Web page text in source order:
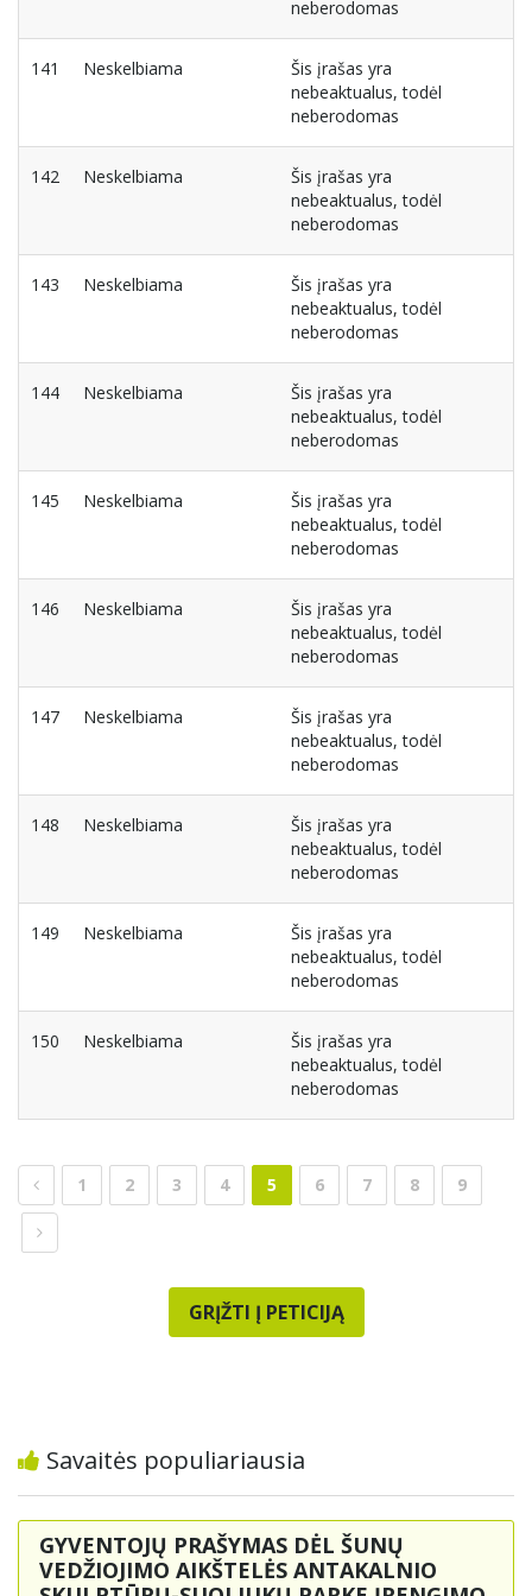
neberodomas
141 Neskelbiama
Šis įrašas yra
nebeaktualus, todėl
neberodomas
142 Neskelbiama
Šis įrašas yra
nebeaktualus, todėl
neberodomas
143 Neskelbiama
Šis įrašas yra
nebeaktualus, todėl
neberodomas
144 Neskelbiama
Šis įrašas yra
nebeaktualus, todėl
neberodomas
145 Neskelbiama
Šis įrašas yra
nebeaktualus, todėl
neberodomas
146 Neskelbiama
Šis įrašas yra
nebeaktualus, todėl
neberodomas
147 Neskelbiama
Šis įrašas yra
nebeaktualus, todėl
neberodomas
148 Neskelbiama
Šis įrašas yra
nebeaktualus, todėl
neberodomas
149 Neskelbiama
Šis įrašas yra
nebeaktualus, todėl
neberodomas
150 Neskelbiama
Šis įrašas yra
nebeaktualus, todėl
neberodomas
1 2 3 4 5 6 7 8 9
GRĮŽTI Į PETICIJĄ
Savaitės populiariausia
GYVENTOJŲ PRAŠYMAS DĖL ŠUNŲ
VEDŽIOJIMO AIKŠTELĖS ANTAKALNIO